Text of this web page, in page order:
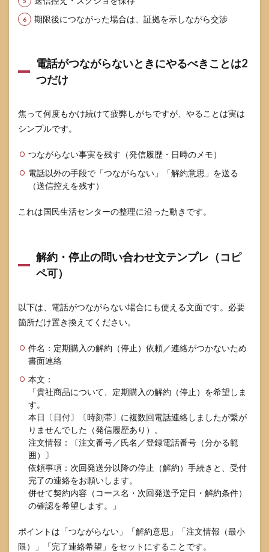
期限後につながった場合は、証拠を示しながら交渉
電話がつながらないときにやるべきことは2
つだけ
焦って何度もかけ続けて疲弊しがちですが、やることは実は
シンプルです。
つながらない事実を残す（発信履歴・日時のメモ）
電話以外の手段で「つながらない」「解約意思」を送る
（送信控えを残す）
これは国民生活センターの整理に沿った動きです。
解約・停止の問い合わせ文テンプレ（コピ
ペ可）
以下は、電話がつながらない場合にも使える文面です。必要
箇所だけ置き換えてください。
件名：定期購入の解約（停止）依頼／連絡がつかないため
書面連絡
本文：
「貴社商品について、定期購入の解約（停止）を希望しま
す。
本日〔日付〕〔時刻帯〕に複数回電話連絡しましたが繋が
りませんでした（発信履歴あり）。
注文情報：〔注文番号／氏名／登録電話番号（分かる範
囲）〕
依頼事項：次回発送分以降の停止（解約）手続きと、受付
完了の連絡をお願いします。
併せて契約内容（コース名・次回発送予定日・解約条件）
の確認を希望します。」
ポイントは「つながらない」「解約意思」「注文情報（最小
限）」「完了連絡希望」をセットにすることです。